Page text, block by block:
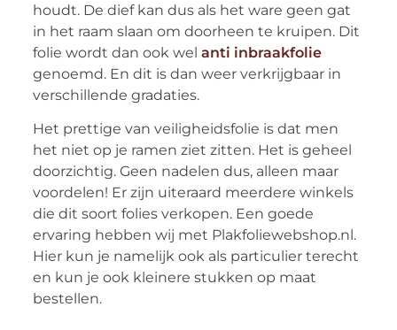
houdt. De dief kan dus als het ware geen gat
in het raam slaan om doorheen te kruipen. Dit
folie wordt dan ook wel anti inbraakfolie
genoemd. En dit is dan weer verkrijgbaar in
verschillende gradaties.
Het prettige van veiligheidsfolie is dat men
het niet op je ramen ziet zitten. Het is geheel
doorzichtig. Geen nadelen dus, alleen maar
voordelen! Er zijn uiteraard meerdere winkels
die dit soort folies verkopen. Een goede
ervaring hebben wij met Plakfoliewebshop.nl.
Hier kun je namelijk ook als particulier terecht
en kun je ook kleinere stukken op maat
bestellen.